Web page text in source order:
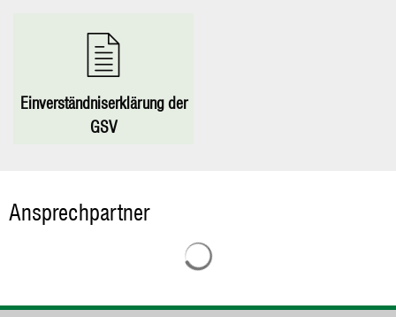
Einverständniserklärung der
GSV
Ansprechpartner